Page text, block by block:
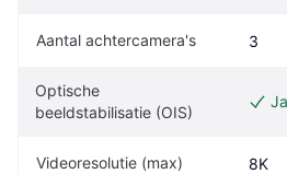
Aantal achtercamera's 3
Optische
beeldstabilisatie (OIS)
Ja
Videoresolutie (max) 8K